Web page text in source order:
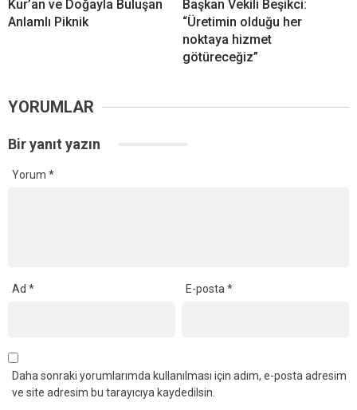
Kur’an ve Doğayla Buluşan
Anlamlı Piknik
Başkan Vekili Beşikci:
“Üretimin olduğu her
noktaya hizmet
götüreceğiz”
YORUMLAR
Bir yanıt yazın
Yorum *
Ad * E-posta*
Daha sonraki yorumlarımda kullanılması için adım, e-posta adresim
ve site adresim bu tarayıcıya kaydedilsin.